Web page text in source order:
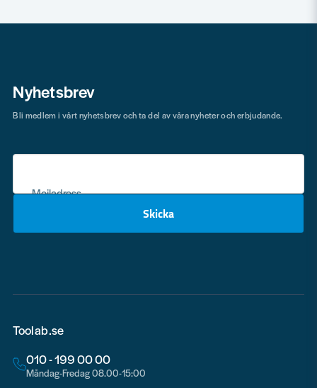
Nyhetsbrev
Mejladress
Skicka
Bli medlem i vårt nyhetsbrev och ta del av våra nyheter och erbjudande.
Toolab.se
010 - 199 00 00
Måndag-Fredag 08.00-15:00